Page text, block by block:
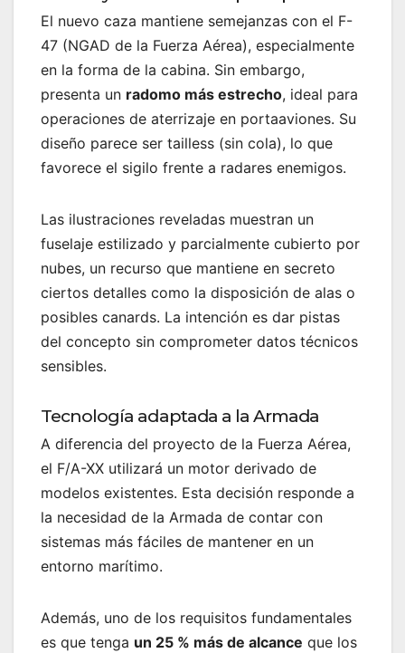
El nuevo caza mantiene semejanzas con el F-
47 (NGAD de la Fuerza Aérea), especialmente
en la forma de la cabina. Sin embargo,
presenta un radomo más estrecho, ideal para
operaciones de aterrizaje en portaaviones. Su
diseño parece ser tailless (sin cola), lo que
favorece el sigilo frente a radares enemigos.
Las ilustraciones reveladas muestran un
fuselaje estilizado y parcialmente cubierto por
nubes, un recurso que mantiene en secreto
ciertos detalles como la disposición de alas o
posibles canards. La intención es dar pistas
del concepto sin comprometer datos técnicos
sensibles.
Tecnología adaptada a la Armada
A diferencia del proyecto de la Fuerza Aérea,
el F/A-XX utilizará un motor derivado de
modelos existentes. Esta decisión responde a
la necesidad de la Armada de contar con
sistemas más fáciles de mantener en un
entorno marítimo.
Además, uno de los requisitos fundamentales
es que tenga un 25 % más de alcance que los